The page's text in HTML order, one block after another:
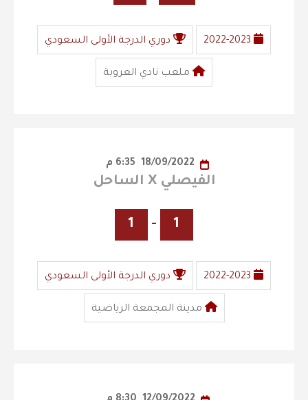
2022-2023 دوري الدرجة الأولى السعودي
ملعب نادي العروبة
الفيصلي X الساحل
1
-
1
2022-2023 دوري الدرجة الأولى السعودي
مدينة المجمعة الرياضية